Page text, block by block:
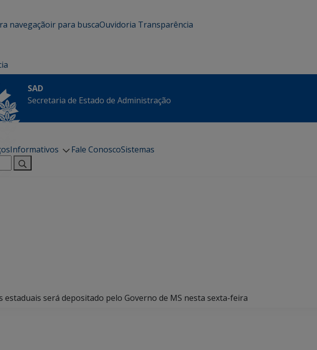
navegaçãoir para buscaOuvidoria Transparência
SAD
Secretaria de Estado de Administração
Informativos Fale ConoscoSistemas
estaduais será depositado pelo Governo de MS nesta sexta-feira